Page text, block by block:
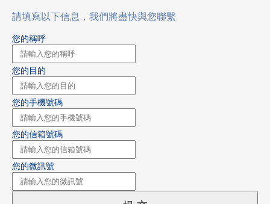
請填寫以下信息，我們將盡快與您聯繫
您的稱呼
您的目的
您的手機號碼
您的信箱號碼
您的微訊號